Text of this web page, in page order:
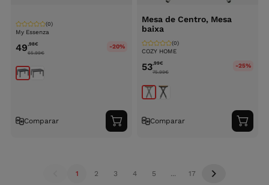
My Essenza
(0)
49,98€
65.99€
-20%
Comparar
Adicionar
ao
Mesa de Centro, Mesa
baixa
COZY HOME
(0)
53,99€
75.99€
-25%
Comparar
ao
1 2 3 4 5 ... 17